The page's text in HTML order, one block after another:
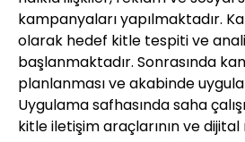
kampanyaları yapılmaktadır.
olarak hedef kitle tespiti ve
başlanmaktadır. Sonrasında
planlanması ve akabinde
Uygulama safhasında saha
kitle iletişim araçlarının ve